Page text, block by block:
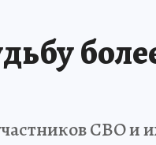
СВО и